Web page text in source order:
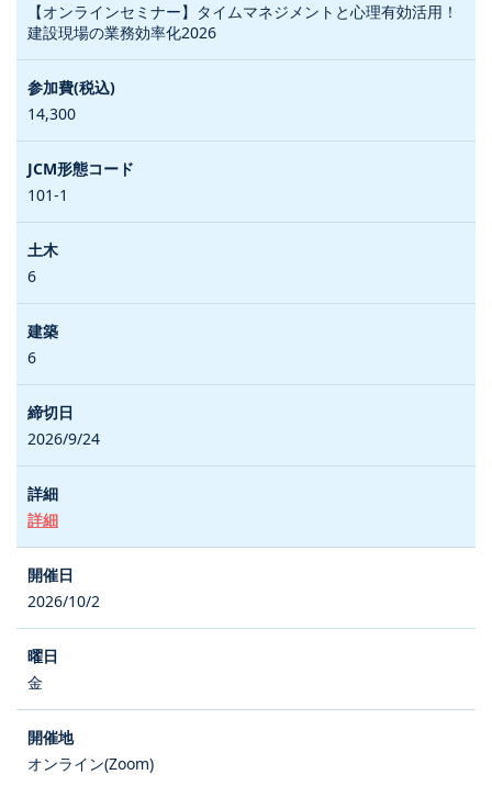
【オンラインセミナー】タイムマネジメントと心理有効活用！
建設現場の業務効率化2026
14,300
101-1
6
6
2026/9/24
詳細
2026/10/2
金
オンライン(Zoom)